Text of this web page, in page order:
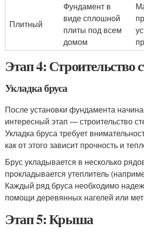
Плитный
Фундамент в
виде сплошной
плиты под всем
домом
Этап 4: Строительство
Укладка бруса
После установки фундамента
интересный этап — строительство
Укладка бруса требует
как от этого зависит прочность и
Брус укладывается в несколько
прокладывается утеплитель
Каждый ряд бруса необходимо
помощи деревянных нагелей или
Этап 5: Крыша